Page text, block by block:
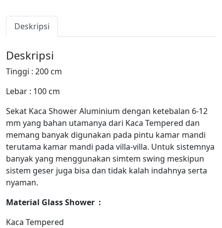
Deskripsi
Deskripsi
Tinggi : 200 cm
Lebar : 100 cm
Sekat Kaca Shower Aluminium dengan ketebalan 6-12
mm yang bahan utamanya dari Kaca Tempered dan
memang banyak digunakan pada pintu kamar mandi
terutama kamar mandi pada villa-villa. Untuk sistemnya
banyak yang menggunakan simtem swing meskipun
sistem geser juga bisa dan tidak kalah indahnya serta
nyaman.
Material Glass Shower :
Kaca Tempered